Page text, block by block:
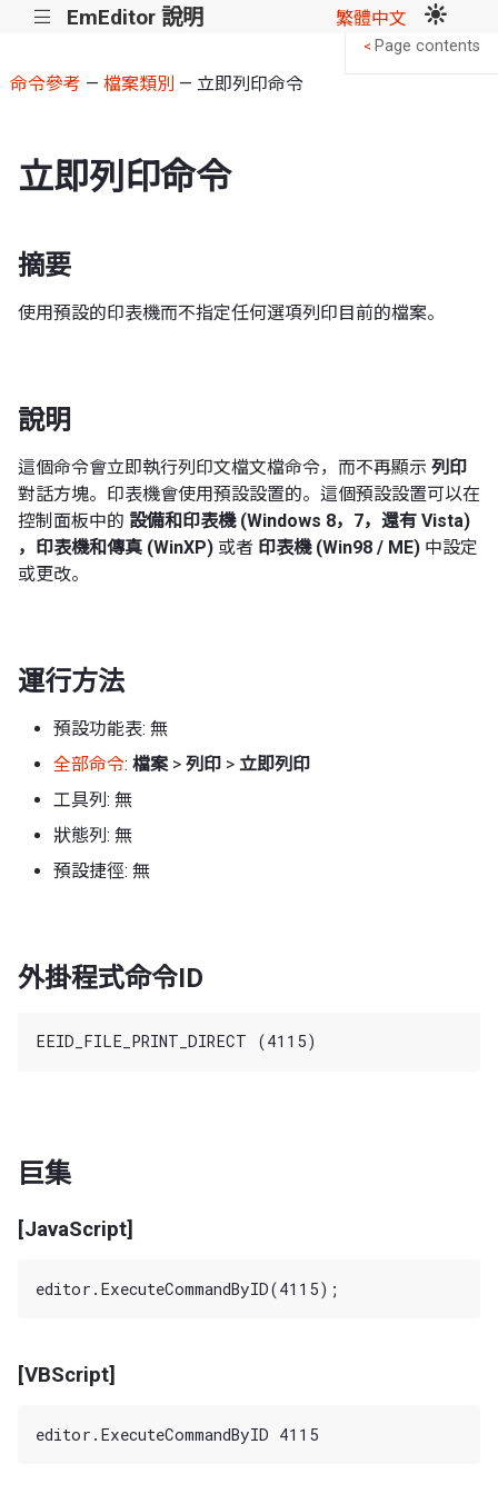
||| EmEditor 說明 繁體中文
命令參考 — 檔案類別 — 立即列印命令
立即列印命令
摘要
使用預設的印表機而不指定任何選項列印目前的檔案。
說明
這個命令會立即執行列印文檔文檔命令，而不再顯示 列印
對話方塊。印表機會使用預設設置的。這個預設設置可以在
控制面板中的 設備和印表機 (Windows 8，7，還有 Vista)
，印表機和傳真 (WinXP) 或者 印表機 (Win98 / ME) 中設定
或更改。
運行方法
預設功能表: 無
全部命令: 檔案 > 列印 > 立即列印
工具列: 無
狀態列: 無
預設捷徑: 無
外掛程式命令ID
巨集
[JavaScript]
[VBScript]
< Page contents